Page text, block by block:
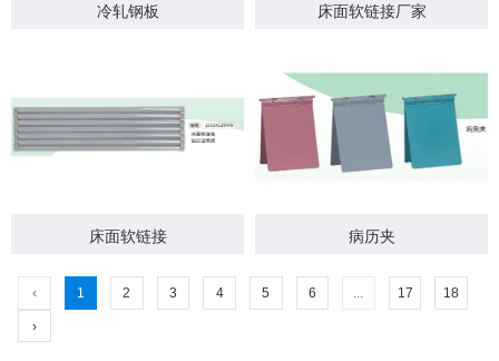
冷轧钢板 床面软链接厂家
床面软链接 病历夹
‹ 1 2 3 4 5 6 ... 17 18
›